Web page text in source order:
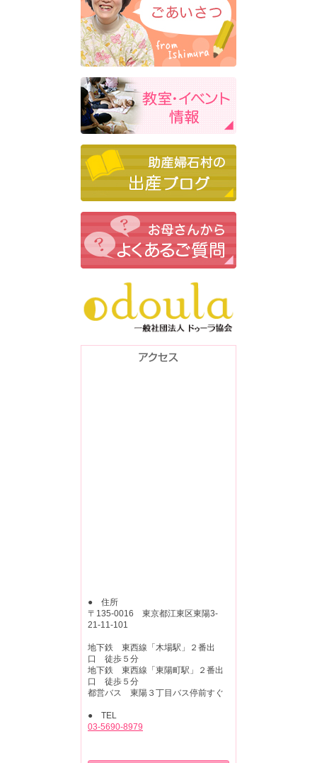
● 住所
〒135-0016 東京都江東区東陽3-
21-11-101
地下鉄 東西線「木場駅」２番出
口 徒歩５分
地下鉄 東西線「東陽町駅」２番出
口 徒歩５分
都営バス 東陽３丁目バス停前すぐ
● TEL
03-5690-8979